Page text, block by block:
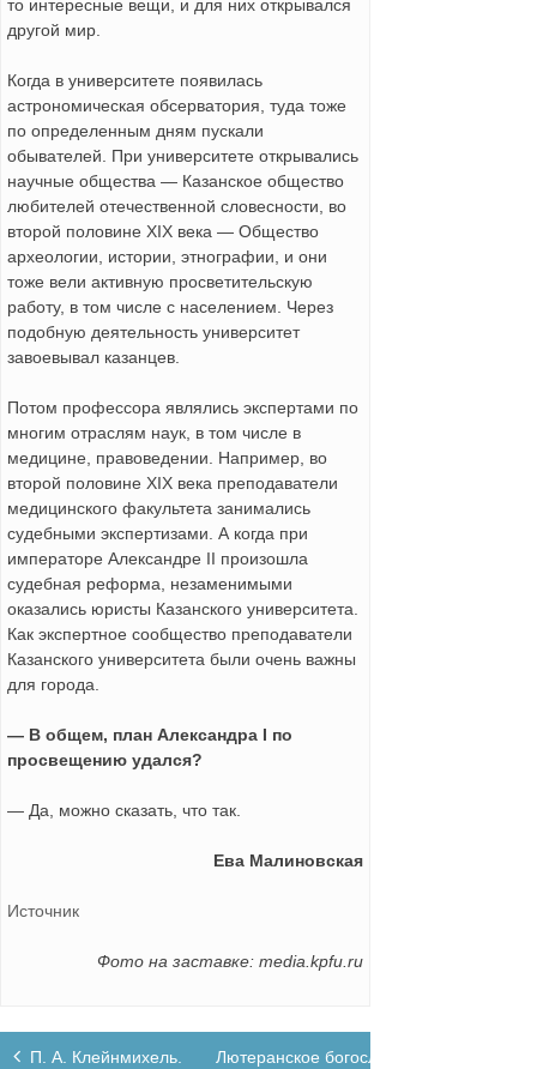
то интересные вещи, и для них открывался
другой мир.
Когда в университете появилась
астрономическая обсерватория, туда тоже
по определенным дням пускали
обывателей. При университете открывались
научные общества — Казанское общество
любителей отечественной словесности, во
второй половине XIX века — Общество
археологии, истории, этнографии, и они
тоже вели активную просветительскую
работу, в том числе с населением. Через
подобную деятельность университет
завоевывал казанцев.
Потом профессора являлись экспертами по
многим отраслям наук, в том числе в
медицине, правоведении. Например, во
второй половине XIX века преподаватели
медицинского факультета занимались
судебными экспертизами. А когда при
императоре Александре II произошла
судебная реформа, незаменимыми
оказались юристы Казанского университета.
Как экспертное сообщество преподаватели
Казанского университета были очень важны
для города.
— В общем, план Александра I по
просвещению удался?
— Да, можно сказать, что так.
Ева Малиновская
Источник
Фото на заставке: media.kpfu.ru
Навигация
П. А. Клейнмихель. «Стальной таран державной воли»
Лютеранское богослужение 17.11.2024